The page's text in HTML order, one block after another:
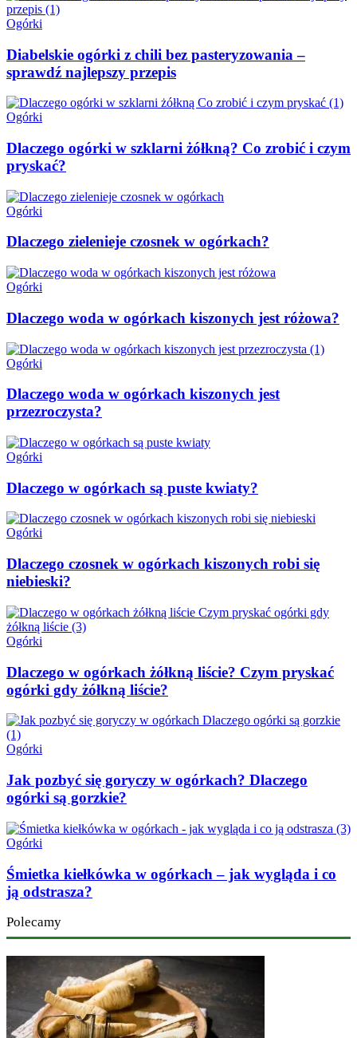
Ogórki
Diabelskie ogórki z chili bez pasteryzowania –
sprawdź najlepszy przepis
Ogórki
Dlaczego ogórki w szklarni żółkną? Co zrobić i czym
pryskać?
Ogórki
Dlaczego zielenieje czosnek w ogórkach?
Ogórki
Dlaczego woda w ogórkach kiszonych jest różowa?
Ogórki
Dlaczego woda w ogórkach kiszonych jest
przezroczysta?
Ogórki
Dlaczego w ogórkach są puste kwiaty?
Ogórki
Dlaczego czosnek w ogórkach kiszonych robi się
niebieski?
Ogórki
Dlaczego w ogórkach żółkną liście? Czym pryskać
ogórki gdy żółkną liście?
Ogórki
Jak pozbyć się goryczy w ogórkach? Dlaczego
ogórki są gorzkie?
Ogórki
Śmietka kiełkówka w ogórkach – jak wygląda i co
ją odstrasza?
Polecamy